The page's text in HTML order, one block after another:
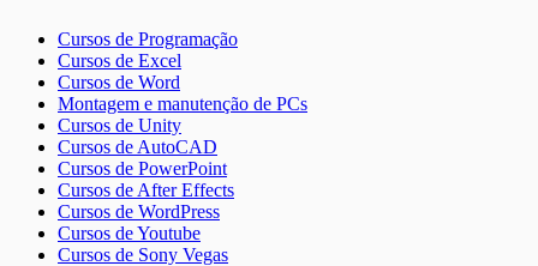
Cursos de Programação
Cursos de Excel
Cursos de Word
Montagem e manutenção de PCs
Cursos de Unity
Cursos de AutoCAD
Cursos de PowerPoint
Cursos de After Effects
Cursos de WordPress
Cursos de Youtube
Cursos de Sony Vegas